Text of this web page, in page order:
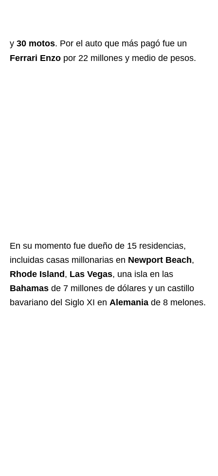
y 30 motos. Por el auto que más pagó fue un
Ferrari Enzo por 22 millones y medio de pesos.
En su momento fue dueño de 15 residencias,
incluidas casas millonarias en Newport Beach,
Rhode Island , Las Vegas, una isla en las
Bahamas de 7 millones de dólares y un castillo
bavariano del Siglo XI en Alemania de 8 melones.